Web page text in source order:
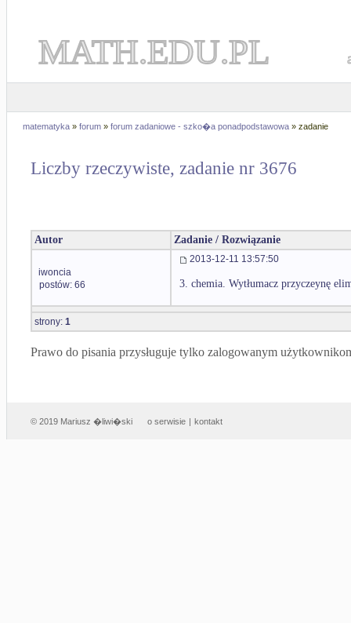
MATH.EDU.PL
matematyka » forum » forum zadaniowe - szko�a ponadpodstawowa » zadanie
Liczby rzeczywiste, zadanie nr 3676
Autor Zadanie / Rozwiązanie
iwoncia
postów: 66
2013-12-11 13:57:50
3. chemia. Wytłumacz przyczeynę
strony: 1
Prawo do pisania przysługuje tylko zalogowanym
© 2019 Mariusz �liwi�ski o serwisie | kontakt